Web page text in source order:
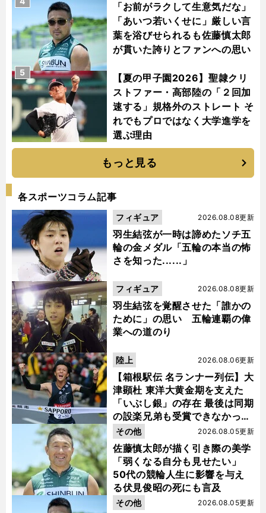
「お前がラクして生意気だな」
「あいつ若いくせに」厳しい言
葉を浴びせられるも佐藤慎太郎
が貫いた誇りとファンへの思い
【夏の甲子園2026】聖隷クリ
ストファー・高部陸の「２回加
速する」規格外のストレート そ
れでもプロではなく大学進学を
選ぶ理由
5
もっと見る
各スポーツコラム記事
羽生結弦が一時は諦めたソチ五
輪の金メダル「五輪の本当の怖
さを知った......」
2026.08.08更新
フィギュア
羽生結弦を覚醒させた「誰かの
ために」の思い 五輪連覇の偉
業への道のり
2026.08.08更新
フィギュア
【箱根駅伝 名ランナー列伝】大
津顕杜 東洋大黄金期を支えた
「いぶし銀」の存在 最後は同期
の設楽兄弟も受賞できなかった
金栗杯に輝く
2026.08.06更新
陸上
佐藤慎太郎が描く引き際の美学
「弱くなる自分も見せたい」
50代の競輪人生に影響を与え
る伏見俊昭の死にも言及
2026.08.05更新
その他
2026.08.05更新
その他